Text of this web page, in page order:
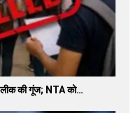
लीक की गूंज; NTA को…